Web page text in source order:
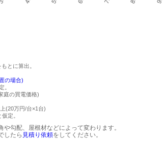
もとに算出。
の場合)
。
庭の買電価格)
(20万円/台×1台)
仮定。
勾配、屋根材などによって変わります。
したら 見積り依頼をしてください。